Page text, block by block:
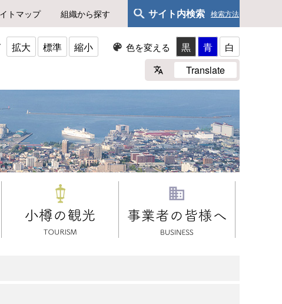
トマップ 組織から探す サイト内検索 検索方法
拡大 標準 縮小 色を変える 黒 青
白
Translate